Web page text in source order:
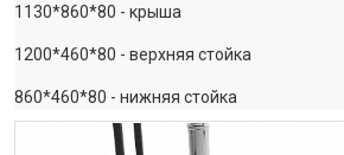
1130*860*80 - крыша
1200*460*80 - верхняя стойка
860*460*80 - нижняя стойка